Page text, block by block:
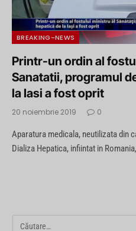
BREAKING-NEWS
Printr-un ordin al
Sanatatii, programul
la Iasi a fost oprit
20 noiembrie 2019 0
Aparatura medicala, neutilizata din
Dializa Hepatica, infiintat in